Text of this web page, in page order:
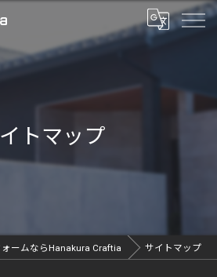
トマップ
ームならHanakura Craftia サイトマップ